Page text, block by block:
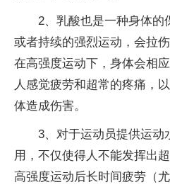
2、乳酸也是一种身体的
或者持续的强烈运动，会拉
在高强度运动下，身体会相
人感觉疲劳和超常的疼痛，
体造成伤害。
3、对于运动员提供运动
用，不仅使得人不能发挥出
高强度运动后长时间疲劳（